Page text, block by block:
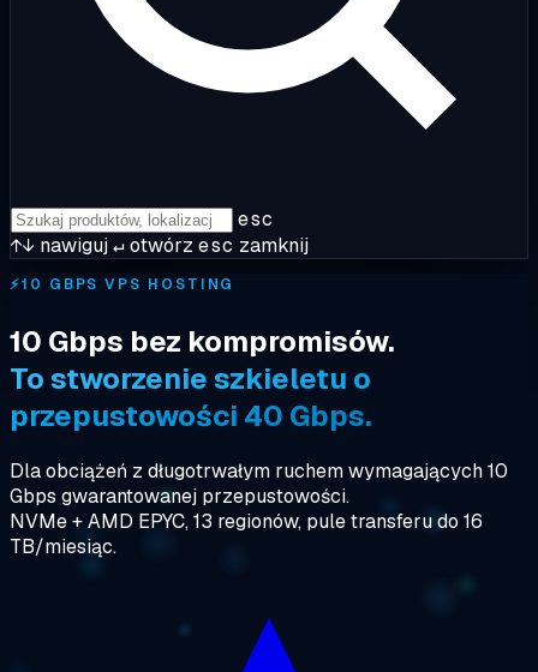
esc
↑↓ nawiguj↵otwórz esc zamknij
⚡10 GBPS VPS HOSTING
10 Gbps bez kompromisów.
To stworzenie szkieletu o
przepustowości 40 Gbps.
Dla obciążeń z długotrwałym ruchem wymagających 10
Gbps gwarantowanej przepustowości.
NVMe + AMD EPYC, 13 regionów, pule transferu do 16
TB/miesiąc.